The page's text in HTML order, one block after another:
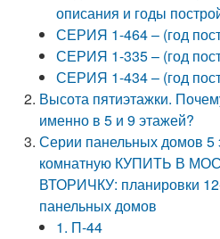
описания и годы
СЕРИЯ 1-464 – (год
СЕРИЯ 1-335 – (год
СЕРИЯ 1-434 – (год
Высота пятиэтажки.
именно в 5 и 9 этажей?
Серии панельных домов
комнатную КУПИТЬ В
ВТОРИЧКУ: планировки
панельных домов
1. П-44